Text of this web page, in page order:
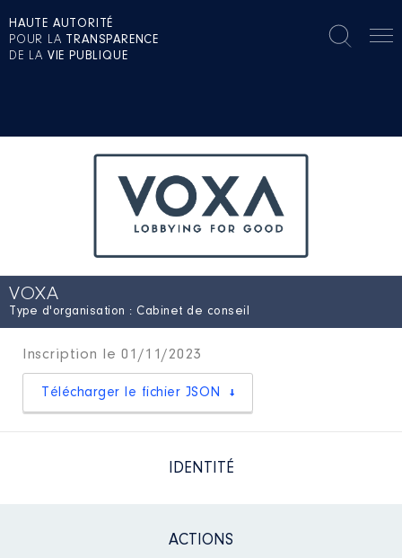
HAUTE AUTORITÉ
POUR LA TRANSPARENCE
DE LA VIE PUBLIQUE
VOXA
Type d'organisation : Cabinet de conseil
Inscription le 01/11/2023
Télécharger le fichier JSON
IDENTITÉ
ACTIONS